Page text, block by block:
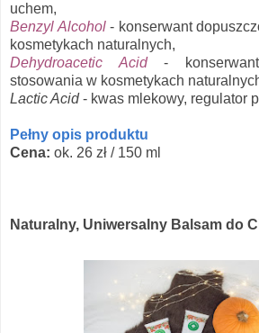
uchem,
Benzyl Alcohol- konserwant
kosmetykach naturalnych,
Dehydroacetic Acid-
stosowania w kosmetykach
Lactic Acid- kwas mlekowy, regulator
Pełny opis produktu
Cena: ok. 26 zł / 150 ml
Naturalny, Uniwersalny Balsam do